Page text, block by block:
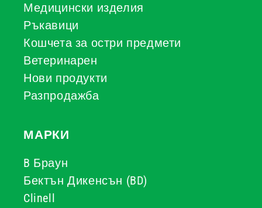
Медицински изделия
Ръкавици
Кошчета за остри предмети
Ветеринарен
Нови продукти
Разпродажба
МАРКИ
B Браун
Бектън Дикенсън (BD)
Clinell